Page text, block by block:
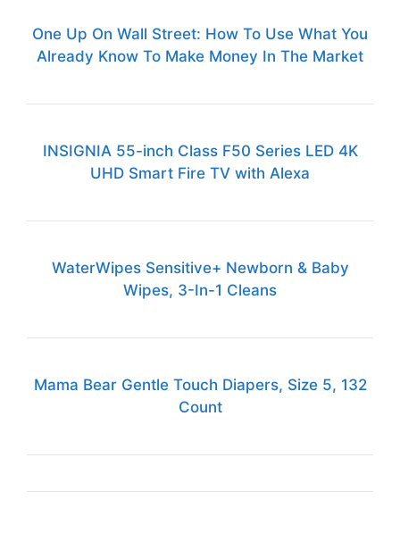
One Up On Wall Street: How To Use What You
Already Know To Make Money In The Market
INSIGNIA 55-inch Class F50 Series LED 4K
UHD Smart Fire TV with Alexa
WaterWipes Sensitive+ Newborn & Baby
Wipes, 3-In-1 Cleans
Mama Bear Gentle Touch Diapers, Size 5, 132
Count